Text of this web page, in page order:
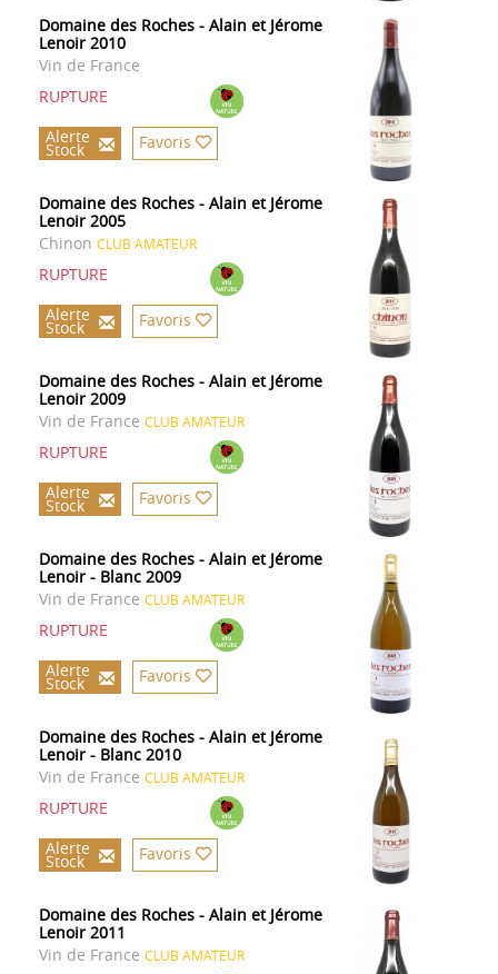
Domaine des Roches - Alain et Jérome
Lenoir 2010
Vin de France
RUPTURE
Alerte
Stock Favoris
Domaine des Roches - Alain et Jérome
Lenoir 2005
Chinon CLUB AMATEUR
RUPTURE
Alerte
Stock Favoris
Domaine des Roches - Alain et Jérome
Lenoir 2009
Vin de France CLUB AMATEUR
RUPTURE
Alerte
Stock Favoris
Domaine des Roches - Alain et Jérome
Lenoir - Blanc 2009
Vin de France CLUB AMATEUR
RUPTURE
Alerte
Stock Favoris
Domaine des Roches - Alain et Jérome
Lenoir - Blanc 2010
Vin de France CLUB AMATEUR
RUPTURE
Alerte
Stock Favoris
Domaine des Roches - Alain et Jérome
Lenoir 2011
Vin de France CLUB AMATEUR